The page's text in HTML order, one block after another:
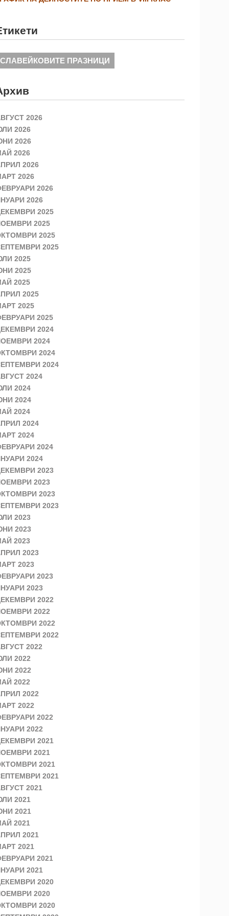
СЛАВЕЙКОВИТЕ ПРАЗНИЦИ
2026
2026
2026
2026
2026
2026
2026
2026
2025
2025
2025
2025
2025
2025
2025
2025
2025
2025
2024
2024
2024
2024
2024
2024
2024
2024
2024
2024
2024
2024
2023
2023
2023
2023
2023
2023
2023
2023
2023
2023
2023
2022
2022
2022
2022
2022
2022
2022
2022
2022
2022
2022
2022
2021
2021
2021
2021
2021
2021
2021
2021
2021
2021
2021
2021
2020
2020
2020